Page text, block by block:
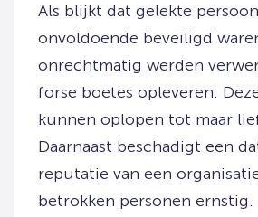
Als blijkt dat gelekte
onvoldoende beveiligd
onrechtmatig werden
forse boetes opleveren.
kunnen oplopen tot maar
Daarnaast beschadigt een
reputatie van een
betrokken personen ernstig.